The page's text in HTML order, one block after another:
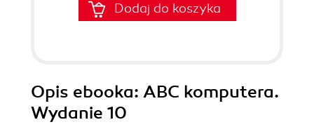
Dodaj do koszyka
Opis ebooka: ABC komputera.
Wydanie 10